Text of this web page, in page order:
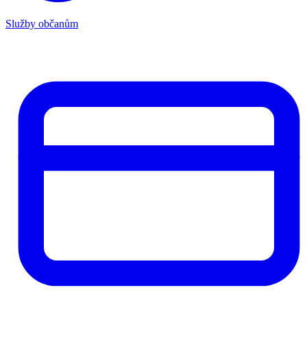
Služby občanům